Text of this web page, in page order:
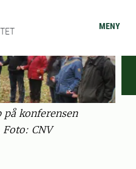
MENY
konferensen
CNV